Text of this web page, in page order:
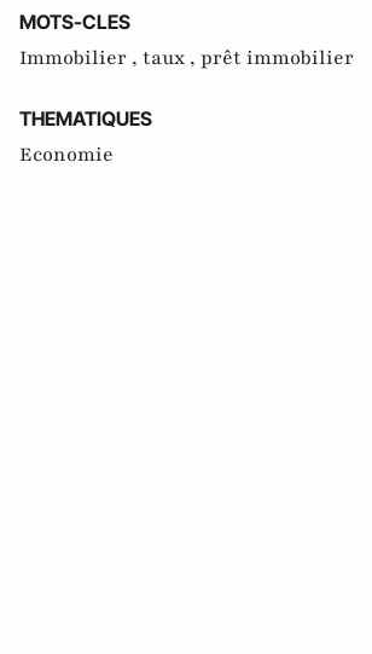
MOTS-CLES
Immobilier , taux , prêt immobilier
THEMATIQUES
Economie